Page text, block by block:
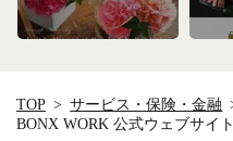
TOP サービス・保険・金融
BONX WORK 公式ウェブサイト